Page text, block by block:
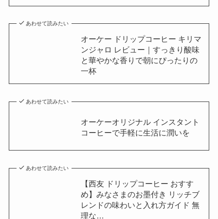
あわせて読みたい
オーケー ドリップコーヒー キリマ
ンジャロ レビュー｜すっきり酸味
と華やかな香りで朝にぴったりの
一杯
あわせて読みたい
オーケーオリジナル インスタント
コーヒーで手軽に生活に潤いを
あわせて読みたい
【西友 ドリップコーヒー おすす
め】みなさまのお墨付き リッチブ
レンドの味わいと入れ方ガイド 無
理な…